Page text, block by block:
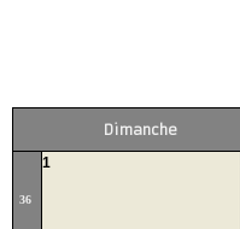
Dimanche
36
1